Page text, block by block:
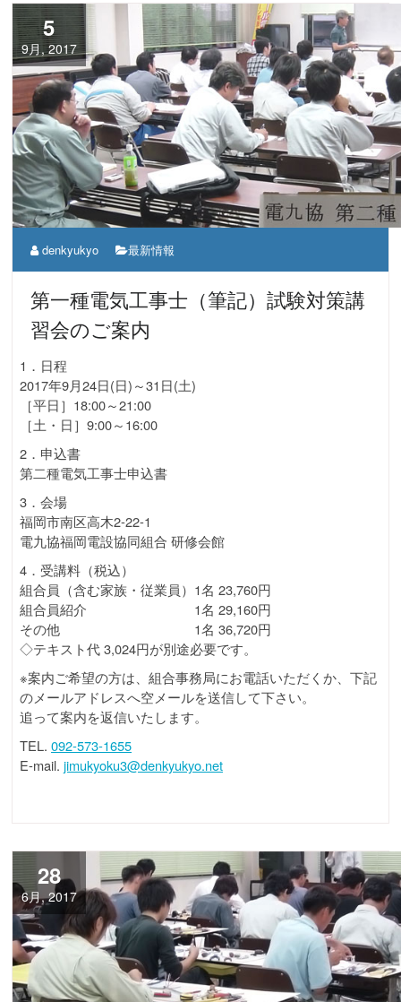
5
9月, 2017
denkyukyo 最新情報
第一種電気工事士（筆記）試験対策講
習会のご案内
1．日程
2017年9月24日(日)～31日(土)
［平日］18:00～21:00
［土・日］9:00～16:00
2．申込書
第二種電気工事士申込書
3．会場
福岡市南区高木2-22-1
電九協福岡電設協同組合 研修会館
4．受講料（税込）
組合員（含む家族・従業員）1名 23,760円
組合員紹介 1名 29,160円
その他 1名 36,720円
◇テキスト代 3,024円が別途必要です。
※案内ご希望の方は、組合事務局にお電話いただくか、下記
のメールアドレスへ空メールを送信して下さい。
追って案内を返信いたします。
TEL.092-573-1655
E-mail.jimukyoku3@denkyukyo.net
28
6月, 2017